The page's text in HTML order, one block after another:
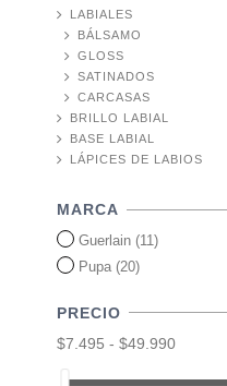
LABIALES
BÁLSAMO
GLOSS
SATINADOS
CARCASAS
BRILLO LABIAL
BASE LABIAL
LÁPICES DE LABIOS
MARCA
Guerlain (11)
Pupa (20)
PRECIO
$7.495 - $49.990